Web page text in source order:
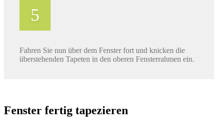
Fahren Sie nun über dem Fenster fort und knicken die
überstehenden Tapeten in den oberen Fensterrahmen ein.
Fenster fertig tapezieren